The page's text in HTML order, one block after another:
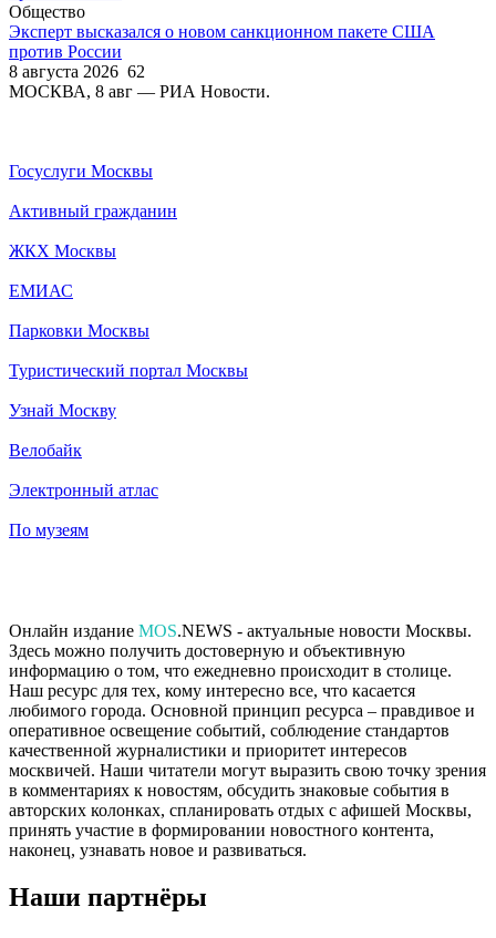
Общество
Эксперт высказался о новом санкционном пакете США
против России
8 августа 2026 62
МОСКВА, 8 авг — РИА Новости.
Госуслуги Москвы
Активный гражданин
ЖКХ Москвы
ЕМИАС
Парковки Москвы
Туристический портал Москвы
Узнай Москву
Велобайк
Электронный атлас
По музеям
Онлайн издание MOS.NEWS - актуальные новости Москвы.
Здесь можно получить достоверную и объективную
информацию о том, что ежедневно происходит в столице.
Наш ресурс для тех, кому интересно все, что касается
любимого города. Основной принцип ресурса – правдивое и
оперативное освещение событий, соблюдение стандартов
качественной журналистики и приоритет интересов
москвичей. Наши читатели могут выразить свою точку зрения
в комментариях к новостям, обсудить знаковые события в
авторских колонках, спланировать отдых с афишей Москвы,
принять участие в формировании новостного контента,
наконец, узнавать новое и развиваться.
Наши партнёры